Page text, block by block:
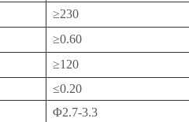
≥230
≥0.60
≥120
≤0.20
Φ2.7-3.3